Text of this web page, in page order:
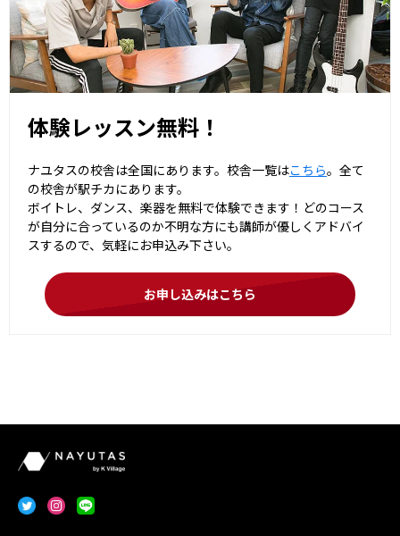
体験レッスン無料！
ナユタスの校舎は全国にあります。校舎一覧はこちら。全て
の校舎が駅チカにあります。
ボイトレ、ダンス、楽器を無料で体験できます！どのコース
が自分に合っているのか不明な方にも講師が優しくアドバイ
スするので、気軽にお申込み下さい。
お申し込みはこちら